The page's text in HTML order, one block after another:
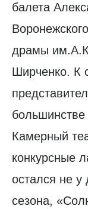
балета
драмы
Ширченко. К
большинстве
Камерный
конкурсные
остался не у
сезона,